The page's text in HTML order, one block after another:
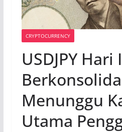
CRYPTOCURRENCY
USDJPY Hari
Menunggu
Utama